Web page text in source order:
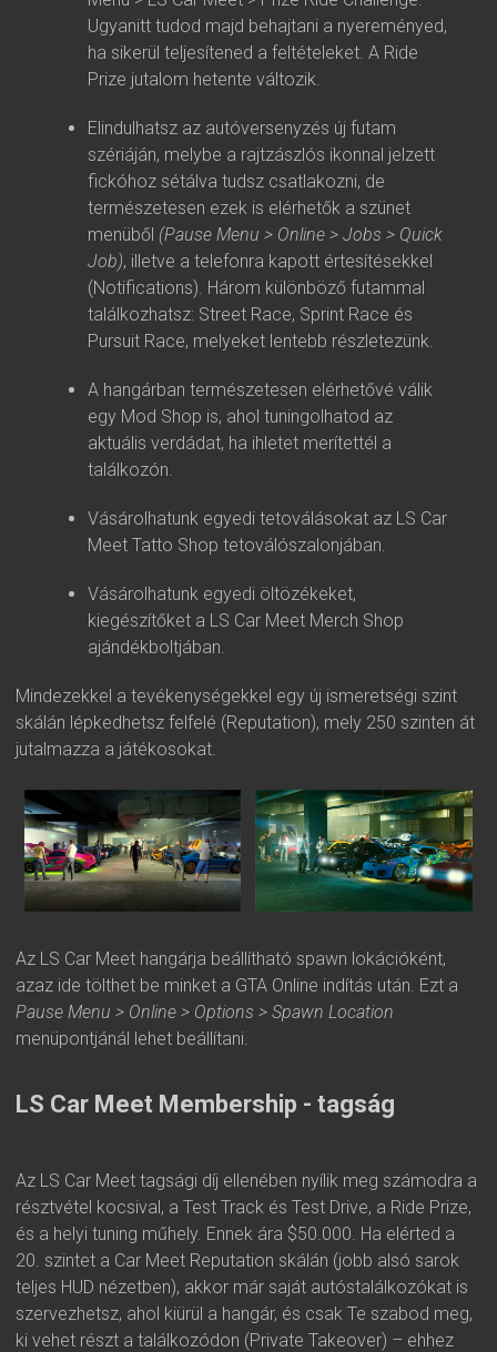
Ugyanitt tudod majd behajtani a nyereményed,
ha sikerül teljesítened a feltételeket. A Ride
Prize jutalom hetente változik.
Elindulhatsz az autóversenyzés új futam
szériáján, melybe a rajtzászlós ikonnal jelzett
fickóhoz sétálva tudsz csatlakozni, de
természetesen ezek is elérhetők a szünet
menüből (Pause Menu > Online > Jobs > Quick
Job), illetve a telefonra kapott értesítésekkel
(Notifications). Három különböző futammal
találkozhatsz: Street Race, Sprint Race és
Pursuit Race, melyeket lentebb részletezünk.
A hangárban természetesen elérhetővé válik
egy Mod Shop is, ahol tuningolhatod az
aktuális verdádat, ha ihletet merítettél a
találkozón.
Vásárolhatunk egyedi tetoválásokat az LS Car
Meet Tatto Shop tetoválószalonjában.
Vásárolhatunk egyedi öltözékeket,
kiegészítőket a LS Car Meet Merch Shop
ajándékboltjában.
Mindezekkel a tevékenységekkel egy új ismeretségi szint
skálán lépkedhetsz felfelé (Reputation), mely 250 szinten át
jutalmazza a játékosokat.
Az LS Car Meet hangárja beállítható spawn lokációként,
azaz ide tölthet be minket a GTA Online indítás után. Ezt a
Pause Menu > Online > Options > Spawn Location
menüpontjánál lehet beállítani.
LS Car Meet Membership - tagság
Az LS Car Meet tagsági díj ellenében nyílik meg számodra a
résztvétel kocsival, a Test Track és Test Drive, a Ride Prize,
és a helyi tuning műhely. Ennek ára $50.000. Ha elérted a
20. szintet a Car Meet Reputation skálán (jobb alsó sarok
teljes HUD nézetben), akkor már saját autóstalálkozókat is
szervezhetsz, ahol kiürül a hangár, és csak Te szabod meg,
ki vehet részt a találkozódon (Private Takeover) – ehhez